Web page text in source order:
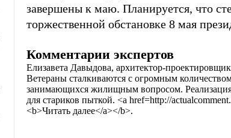
завершены к маю. Планируется, что
торжественной обстановке 8 мая
Комментарии экспертов
Елизавета Давыдова, архитектор-проектировщик
Ветераны сталкиваются с огромным
занимающихся жилищным вопросом.
для стариков пыткой. <a href=http://
<b>Читать далее</a></b>.